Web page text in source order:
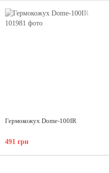
Гермокожух Dome-100IR
491 грн